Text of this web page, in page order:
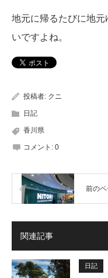
地元に帰るたびに地
いですよね。
投稿者: クニ
日記
香川県
コメント: 0
前のペ
関連記事
日記